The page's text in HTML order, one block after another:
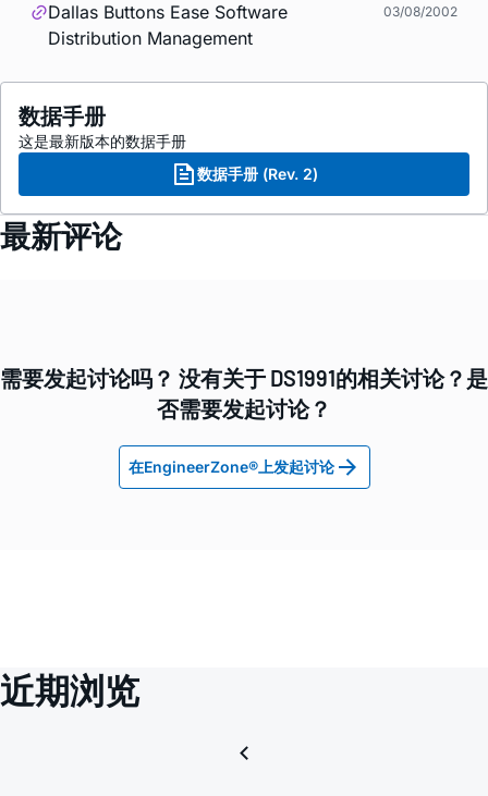
Dallas Buttons Ease Software
Distribution Management
03/08/2002
数据手册
这是最新版本的数据手册
数据手册 (Rev. 2)
最新评论
需要发起讨论吗？ 没有关于 DS1991的相关讨论？是
否需要发起讨论？
在EngineerZone®上发起讨论
近期浏览